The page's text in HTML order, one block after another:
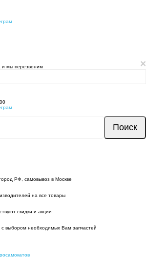
×
мы перезвоним
Поиск
РФ, самовывоз в Москве
на все товары
скидки и акции
с выбором необходимых Вам запчастей